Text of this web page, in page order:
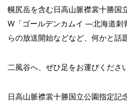
幌尻岳を含む日高山脈襟裳十勝国
W「ゴールデンカムイ ―北海道
らの放送開始などなど、何かと話
二風谷へ、ぜひ足をお運びくださ
日高山脈襟裳十勝国立公園指定記